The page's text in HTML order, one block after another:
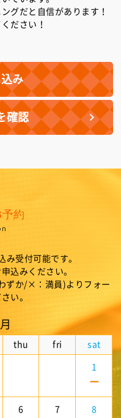
グだと自信があります！
ださい！
み
確認
約
み受付可能です。
込みください。
ずか/×：満員)よりフォー
い。
thu fri sat
1
－
6 7 8